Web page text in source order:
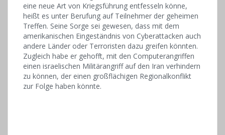
eine neue Art von Kriegsführung entfesseln könne,
heißt es unter Berufung auf Teilnehmer der geheimen
Treffen. Seine Sorge sei gewesen, dass mit dem
amerikanischen Eingeständnis von Cyberattacken auch
andere Länder oder Terroristen dazu greifen könnten.
Zugleich habe er gehofft, mit den Computerangriffen
einen israelischen Militärangriff auf den Iran verhindern
zu können, der einen großflächigen Regionalkonflikt
zur Folge haben könnte.